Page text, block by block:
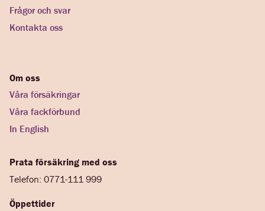
Frågor och svar
Kontakta oss
Om oss
Våra försäkringar
Våra fackförbund
In English
Prata försäkring med oss
Telefon: 0771-111 999
Öppettider